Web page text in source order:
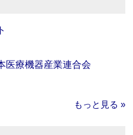
療機器産業連合会
もっと見る »